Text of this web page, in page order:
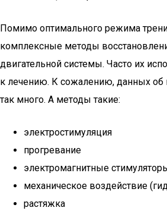
Помимо оптимального режима
комплексные методы
двигательной системы. Часто их
к лечению. К сожалению, данных об
так много. А методы такие:
электростимуляция
прогревание
электромагнитные
механическое воздействие
растяжка